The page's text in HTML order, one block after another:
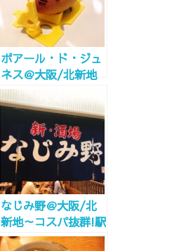
ポアール・ド・ジュ
ネス＠大阪/北新地
～ラブリーキュート
なスイーツを～
なじみ野＠大阪/北
新地～コスパ抜群!駅
ビル呑み屋の骨頂!～